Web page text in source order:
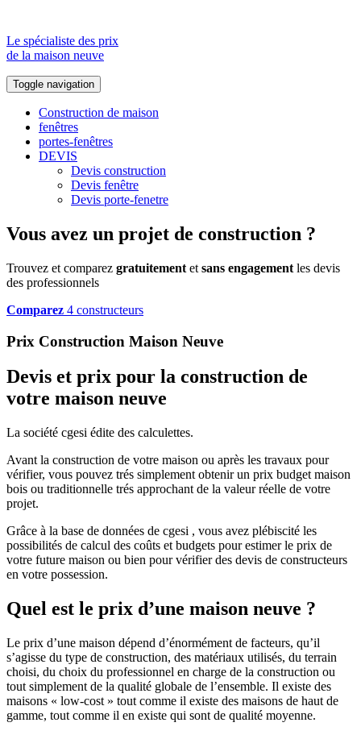
Le spécialiste des prix
de la maison neuve
Toggle navigation
Construction de maison
fenêtres
portes-fenêtres
DEVIS
Devis construction
Devis fenêtre
Devis porte-fenetre
Vous avez un projet de construction ?
Trouvez et comparez gratuitement et sans engagement les devis
des professionnels
Comparez 4 constructeurs
Prix Construction Maison Neuve
Devis et prix pour la construction de
votre maison neuve
La société cgesi édite des calculettes.
Avant la construction de votre maison ou après les travaux pour
vérifier, vous pouvez trés simplement obtenir un prix budget maison
bois ou traditionnelle trés approchant de la valeur réelle de votre
projet.
Grâce à la base de données de cgesi , vous avez plébiscité les
possibilités de calcul des coûts et budgets pour estimer le prix de
votre future maison ou bien pour vérifier des devis de constructeurs
en votre possession.
Quel est le prix d’une maison neuve ?
Le prix d’une maison dépend d’énormément de facteurs, qu’il
s’agisse du type de construction, des matériaux utilisés, du terrain
choisi, du choix du professionnel en charge de la construction ou
tout simplement de la qualité globale de l’ensemble. Il existe des
maisons « low-cost » tout comme il existe des maisons de haut de
gamme, tout comme il en existe qui sont de qualité moyenne.